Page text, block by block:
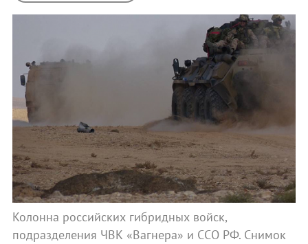
Колонна российских гибридных войск,
подразделения ЧВК «Вагнера» и ССО РФ. Снимок